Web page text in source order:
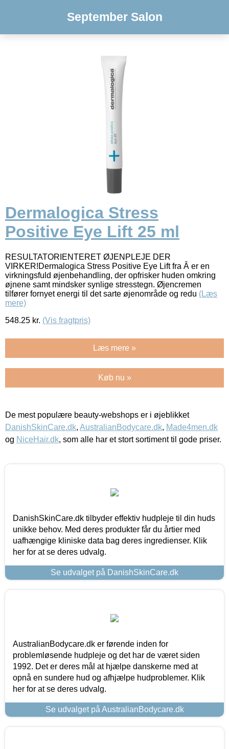
September Salon
Dermalogica Stress
Positive Eye Lift 25 ml
RESULTATORIENTERET ØJENPLEJE DER
VIRKER!Dermalogica Stress Positive Eye Lift fra Â er en
virkningsfuld øjenbehandling, der opfrisker huden omkring
øjnene samt mindsker synlige stresstegn. Øjencremen
tilfører fornyet energi til det sarte øjenområde og redu (Læs
mere)
548.25 kr. (Vis fragtpris)
Læs mere »
Køb nu »
De mest populære beauty-webshops er i øjeblikket
DanishSkinCare.dk, AustralianBodycare.dk, Made4men.dk
og NiceHair.dk, som alle har et stort sortiment til gode priser.
DanishSkinCare.dk tilbyder effektiv hudpleje til din huds
unikke behov. Med deres produkter får du årtier med
uafhængige kliniske data bag deres ingredienser. Klik
her for at se deres udvalg.
Se udvalget på DanishSkinCare.dk
AustralianBodycare.dk er førende inden for
problemløsende hudpleje og det har de været siden
1992. Det er deres mål at hjælpe danskerne med at
opnå en sundere hud og afhjælpe hudproblemer. Klik
her for at se deres udvalg.
Se udvalget på AustralianBodycare.dk